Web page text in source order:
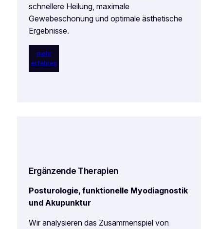
schnellere Heilung, maximale
Gewebeschonung und optimale ästhetische
Ergebnisse.
mehr
erfahren
Ergänzende Therapien
Posturologie, funktionelle Myodiagnostik
und Akupunktur
Wir analysieren das Zusammenspiel von